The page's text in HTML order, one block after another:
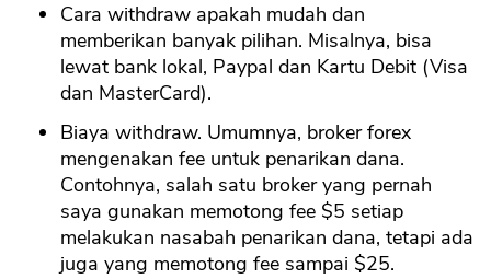
Cara withdraw apakah mudah dan
memberikan banyak pilihan. Misalnya, bisa
lewat bank lokal, Paypal dan Kartu Debit (Visa
dan MasterCard).
Biaya withdraw. Umumnya, broker forex
mengenakan fee untuk penarikan dana.
Contohnya, salah satu broker yang pernah
saya gunakan memotong fee $5 setiap
melakukan nasabah penarikan dana, tetapi ada
juga yang memotong fee sampai $25.